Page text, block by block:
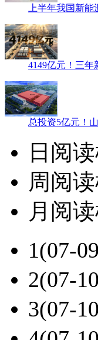
上半年我国新
4149亿元！三
总投资5亿元！
日阅
周阅
月阅
1(07-
2(07-
3(07-